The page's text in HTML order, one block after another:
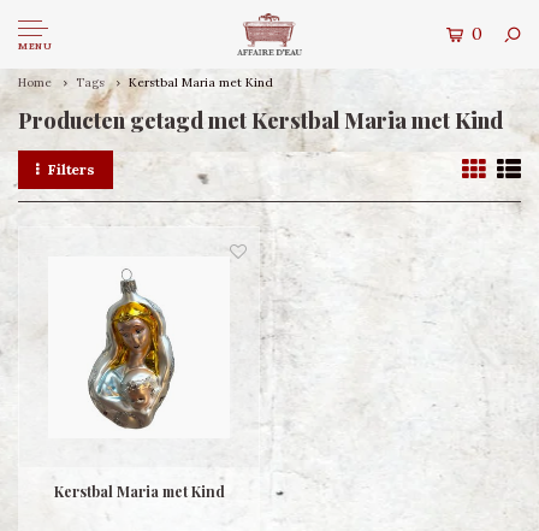
MENU
0
Home Tags Kerstbal Maria met Kind
Producten getagd met Kerstbal Maria met Kind
Filters
Kerstbal Maria met Kind